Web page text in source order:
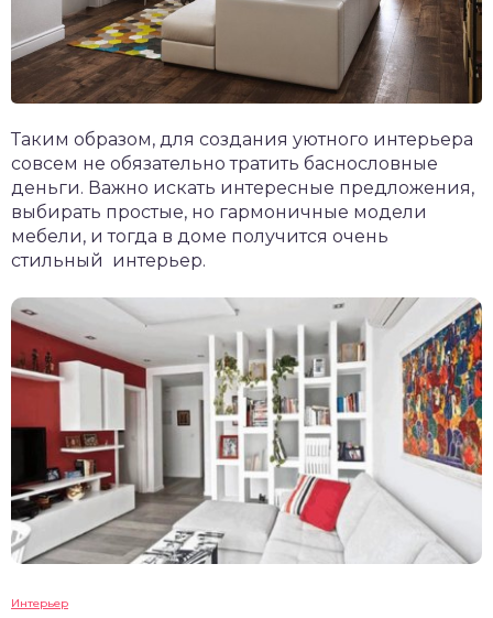
Таким образом, для создания уютного интерьера
совсем не обязательно тратить баснословные
деньги. Важно искать интересные предложения,
выбирать простые, но гармоничные модели
мебели, и тогда в доме получится очень
стильный интерьер.
Интерьер